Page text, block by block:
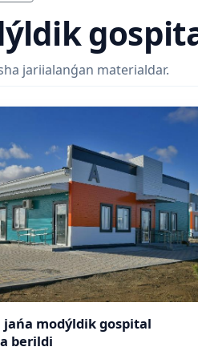
jariialanǵan materialdar.
jańa modýldik gospital
berildi